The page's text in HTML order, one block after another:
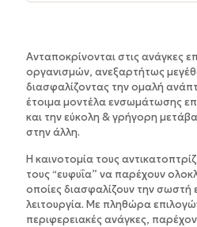
Ανταποκρίνονται στις ανάγκες
οργανισμών, ανεξαρτήτως
διασφαλίζοντας την ομαλή
έτοιμα μοντέλα ενσωμάτωσης
και την εύκολη & γρήγορη
στην άλλη.
Η καινοτομία τους
τους “ευφυΐα” να παρέχουν
οποίες διασφαλίζουν την σωστή
λειτουργία. Με πληθώρα
περιφερειακές ανάγκες,